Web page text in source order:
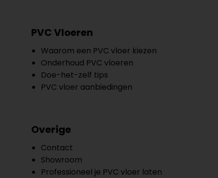
PVC Vloeren
Waarom een PVC vloer kiezen
Onderhoud PVC vloeren
Doe-het-zelf tips
PVC vloer aanbiedingen
Overige
Contact
Showroom
Professioneel je PVC vloer laten